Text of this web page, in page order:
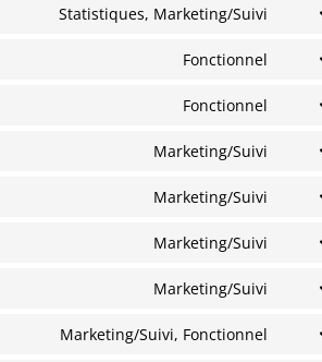
Statistiques, Marketing/Suivi
Fonctionnel
Fonctionnel
Marketing/Suivi
fonts
Marketing/Suivi
Marketing/Suivi
Marketing/Suivi
Marketing/Suivi, Fonctionnel